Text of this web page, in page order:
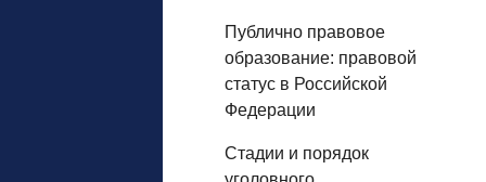
Публично правовое
образование: правовой
статус в Российской
Федерации
Стадии и порядок